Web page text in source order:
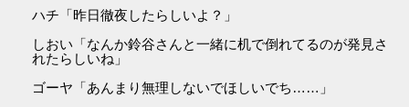
ハチ「昨日徹夜したらしいよ？」
しおい「なんか鈴谷さんと一緒に机で倒れてるのが発見さ
れたらしいね」
ゴーヤ「あんまり無理しないでほしいでち……」